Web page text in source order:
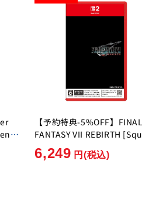
【予約特典-5%OFF】FINAL
FANTASY VII REBIRTH
Enix][Switch 2]
6,249 円 (税込)